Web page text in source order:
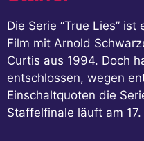
Die Serie “True Lies”
Film mit Arnold
Curtis aus 1994. Doch
entschlossen, wegen
Einschaltquoten die
Staffelfinale läuft am